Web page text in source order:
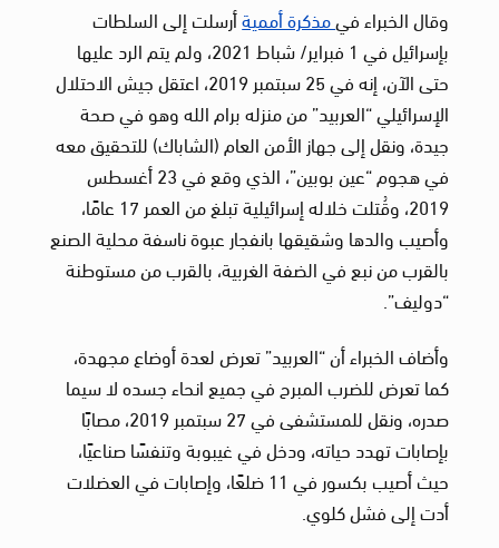
وقال الخبراء فيمذكرة أمميةأرسلت إلى السلطات
بإسرائيل في 1 فبراير/ شباط 2021، ولم يتم الرد عليها
حتى الآن، إنه في 25 سبتمبر 2019، اعتقل جيش الاحتلال
الإسرائيلي “العربيد” من منزله برام الله وهو في صحة
جيدة، ونقل إلى جهاز الأمن العام (الشاباك) للتحقيق معه
في هجوم “عين بوبين”، الذي وقع في 23 أغسطس
2019، وقُتلت خلاله إسرائيلية تبلغ من العمر 17 عامًا،
وأصيب والدها وشقيقها بانفجار عبوة ناسفة محلية الصنع
بالقرب من نبع في الضفة الغربية، بالقرب من مستوطنة
“دوليف”.
وأضاف الخبراء أن “العربيد” تعرض لعدة أوضاع مجهدة،
كما تعرض للضرب المبرح في جميع انحاء جسده لا سيما
صدره، ونقل للمستشفى في 27 سبتمبر 2019، مصابًا
بإصابات تهدد حياته، ودخل في غيبوبة وتنفسًا صناعيًا،
حيث أصيب بكسور في 11 ضلعًا، وإصابات في العضلات
أدت إلى فشل كلوي.